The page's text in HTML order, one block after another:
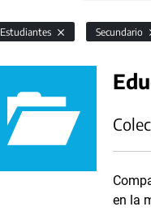
Estudiantes Secundario
en la